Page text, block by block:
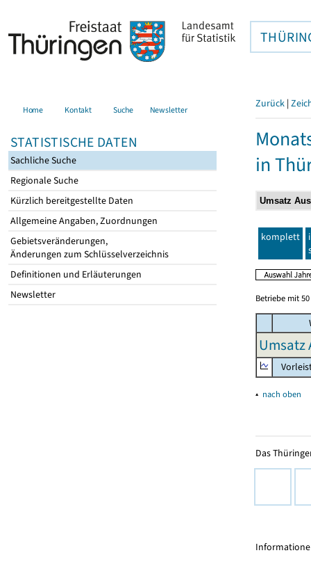
Home Kontakt Suche Newsletter
STATISTISCHE DATEN
Sachliche Suche
Regionale Suche
Kürzlich bereitgestellte Daten
Allgemeine Angaben, Zuordnungen
Gebietsveränderungen,
Änderungen zum Schlüsselverzeichnis
Definitionen und Erläuterungen
Newsletter
Zurück |
in
komplett
Betriebe mit
Umsatz
▴ nach oben
Das